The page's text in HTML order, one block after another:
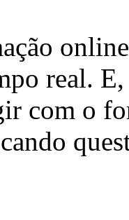
real.
com o